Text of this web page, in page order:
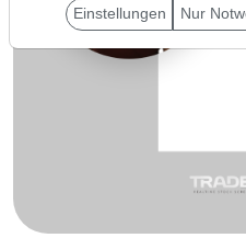
Einstellungen Nur